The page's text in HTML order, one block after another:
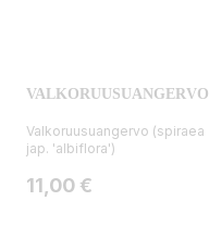
VALKORUUSUANGERVO
Valkoruusuangervo (spiraea
jap. 'albiflora')
Hinta
11,00 €